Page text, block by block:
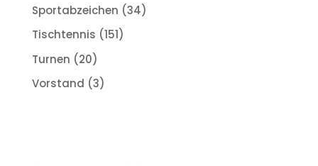
Sportabzeichen (34)
Tischtennis (151)
Turnen (20)
Vorstand (3)